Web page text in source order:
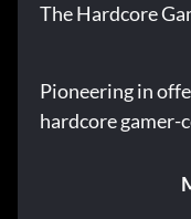
The Hardcore
Pioneering in
hardcore gamer-